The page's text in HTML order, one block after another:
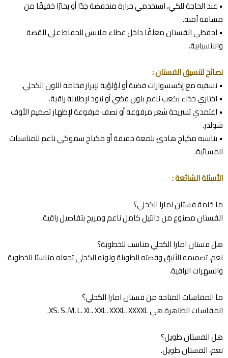
• عند الحاجة للكي، استخدمي حرارة منخفضة جدًا أو بخارًا خفيفًا من
مسافة آمنة.
• احفظي الفستان معلقًا داخل غطاء ملابس للحفاظ على القصة
والانسيابية.
نصائح لتنسيق الفستان :
• نسقيه مع إكسسوارات فضية أو لؤلؤية لإبراز فخامة اللون الكحلي.
• اختاري حذاء بكعب ناعم بلون فضي أو نيود لإطلالة راقية.
• اعتمدي تسريحة شعر مرفوعة أو نصف مرفوعة لإظهار تصميم الأوف
شولدر.
• يناسبه مكياج هادئ بلمعة خفيفة أو مكياج سموكي ناعم للمناسبات
المسائية.
الأسئلة الشائعة :
ما خامة فستان امارا الكحلي؟
الفستان مصنوع من دانتيل كامل ناعم ومريح بتفاصيل راقية.
هل فستان امارا الكحلي مناسب للخطوبة؟
نعم، تصميمه الأنيق وقصته الطويلة ولونه الكحلي تجعله مناسبًا للخطوبة
والسهرات الراقية.
ما المقاسات المتاحة من فستان امارا الكحلي؟
المقاسات الظاهرة هي XS، S، M، L، XL، XXL، XXXL، XXXXL.
هل الفستان طويل؟
نعم، الفستان طويل.